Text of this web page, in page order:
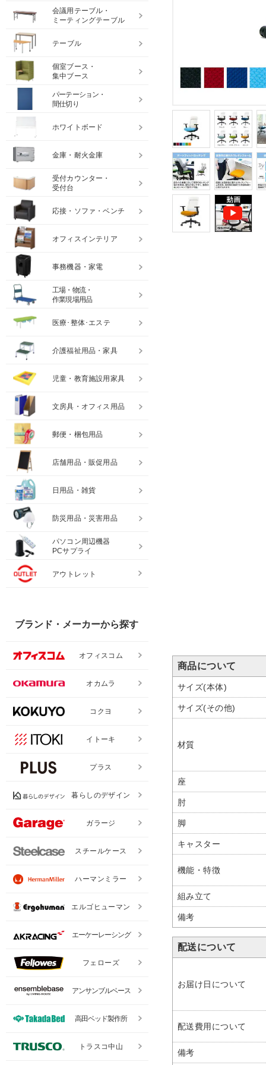
商品について
サイズ(本体)
サイズ(その他)
材質
座
肘
脚
キャスター
機能・特徴
組み立て
備考
配送について
お届け日について
配送費用について
備考
会議用テーブル・
ミーティングテーブル
テーブル
個室ブース・
集中ブース
パーテーション・
間仕切り
ホワイトボード
金庫・耐火金庫
受付カウンター・
受付台
応接・ソファ・ベンチ
オフィスインテリア
事務機器・家電
工場・物流・
作業現場用品
医療･整体･エステ
介護福祉用品・家具
児童・教育施設用家具
文房具・オフィス用品
郵便・梱包用品
店舗用品・販促用品
日用品・雑貨
防災用品・災害用品
パソコン周辺機器
PCサプライ
アウトレット
ブランド・メーカーから探す
オフィスコム
オカムラ
コクヨ
イトーキ
プラス
暮らしのデザイン
ガラージ
スチールケース
ハーマンミラー
エルゴヒューマン
エーケーレーシング
フェローズ
アンサンブルベース
高田ベッド製作所
トラスコ中山